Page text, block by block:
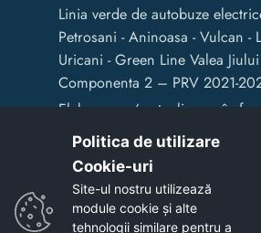
Linia verde de autobuze
Petrosani - Aninoasa - Vulcan -
Uricani - Green Line Valea
Componenta 2 – PRV 2021-
Elaborarea / actualizarea în
documentelor de amenajare a
de planificare urbană a
Copyright © 2020 - Primaria
Politica de utilizare
Cookie-uri‎
Site-ul nostru utilizează
module cookie și alte
tehnologii similare pentru a